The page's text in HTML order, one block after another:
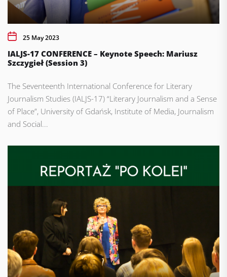
25 May 2023
IALJS-17 CONFERENCE – Keynote Speech: Mariusz
Szczygieł (Session 3)
The Seventeenth International Conference for Literary
Journalism Studies (IALJS-17) “Literary Journalism and a Sense
of Place”, University of Gdańsk, Institute of Media, Journalism
and Social...